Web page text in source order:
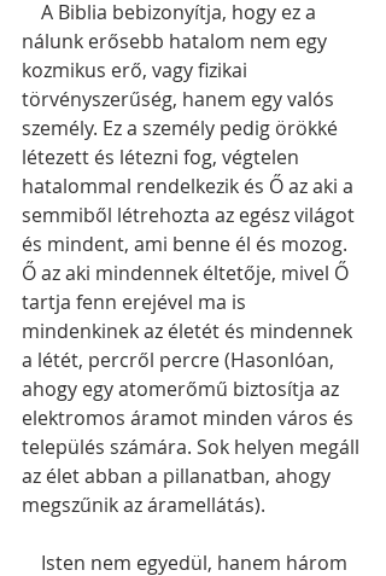
nálunk erősebb hatalom nem egy
kozmikus erő, vagy fizikai
törvényszerűség, hanem egy valós
személy. Ez a személy pedig örökké
létezett és létezni fog, végtelen
hatalommal rendelkezik és Ő az aki a
semmiből létrehozta az egész világot
és mindent, ami benne él és mozog.
Ő az aki mindennek éltetője, mivel Ő
tartja fenn erejével ma is
mindenkinek az életét és mindennek
a létét, percről percre (Hasonlóan,
ahogy egy atomerőmű biztosítja az
elektromos áramot minden város és
település számára. Sok helyen megáll
az élet abban a pillanatban, ahogy
megszűnik az áramellátás).